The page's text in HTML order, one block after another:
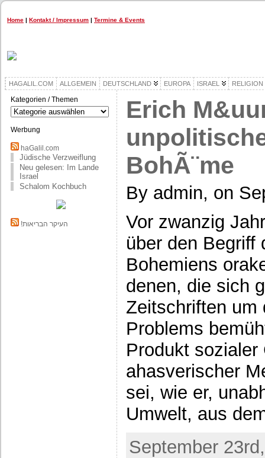
Home | Kontakt / Impressum | Termine & Events
HAGALIL.COM ALLGEMEIN DEUTSCHLAND EUROPA ISRAEL RELIGION
Kategorien / Themen
Kategorien
/
Themen
Werbung
haGalil.com
Jüdische Verzweiflung
Neu gelesen: Im Lande
Israel
Schalom Kochbuch
!העיקר הבריאות
Erich
BohÃ¨me
By admin, on
Vor zwanzig
über den Begriff
Bohemiens
denen, die sich
Zeitschriften um
Problems
Produkt sozialer
ahasverischer
sei, wie er,
Umwelt, aus
September